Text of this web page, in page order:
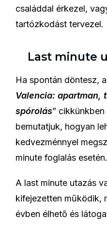
családdal érkezel,
tartózkodást tervezel.
Last minute
Ha spontán döntesz,
Valencia: apartman,
spórolás”
bemutatjuk, hogyan
kedvezménnyel
minute foglalás esetén.
A last minute utazás
kifejezetten működik,
évben élhető és